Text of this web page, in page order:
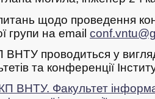
щодо проведення
групи на email
проводиться у
та конференції
ВНТУ. Факультет